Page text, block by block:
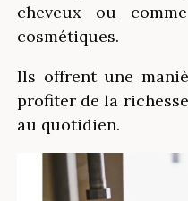
cheveux ou
cosmétiques.
Ils offrent une
profiter de la
au quotidien.